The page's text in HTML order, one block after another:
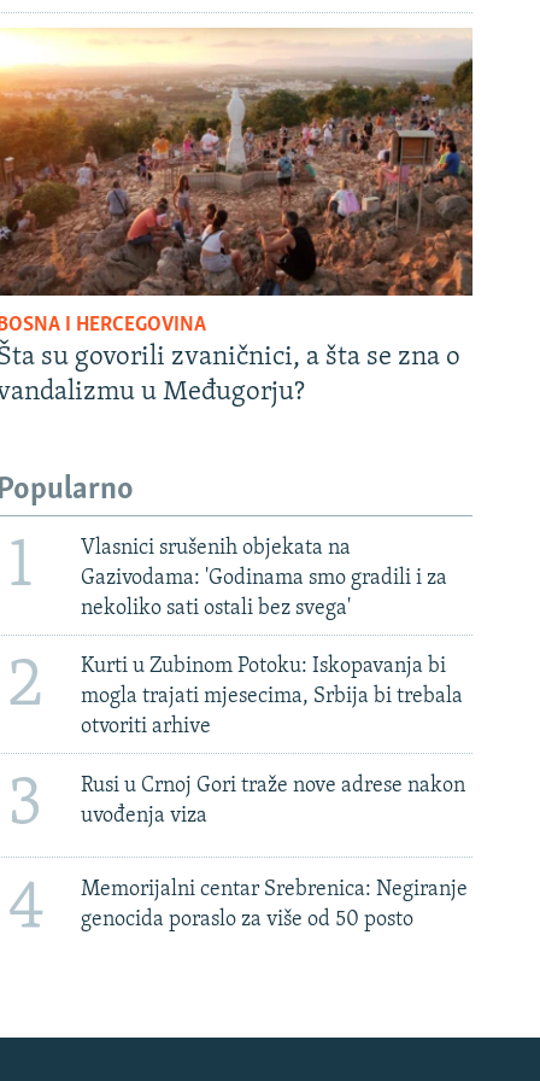
I HERCEGOVINA
su govorili zvaničnici, a šta se zna o
u Međugorju?
1
Vlasnici srušenih objekata na
Gazivodama: 'Godinama smo gradili i za
nekoliko sati ostali bez svega'
2
Kurti u Zubinom Potoku: Iskopavanja bi
mogla trajati mjesecima, Srbija bi trebala
otvoriti arhive
3
Rusi u Crnoj Gori traže nove adrese nakon
uvođenja viza
4
Memorijalni centar Srebrenica: Negiranje
genocida poraslo za više od 50 posto